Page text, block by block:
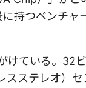
持つベンチャ
けている。32
スステレオ）